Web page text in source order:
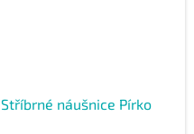
Stříbrné náušnice Pírko